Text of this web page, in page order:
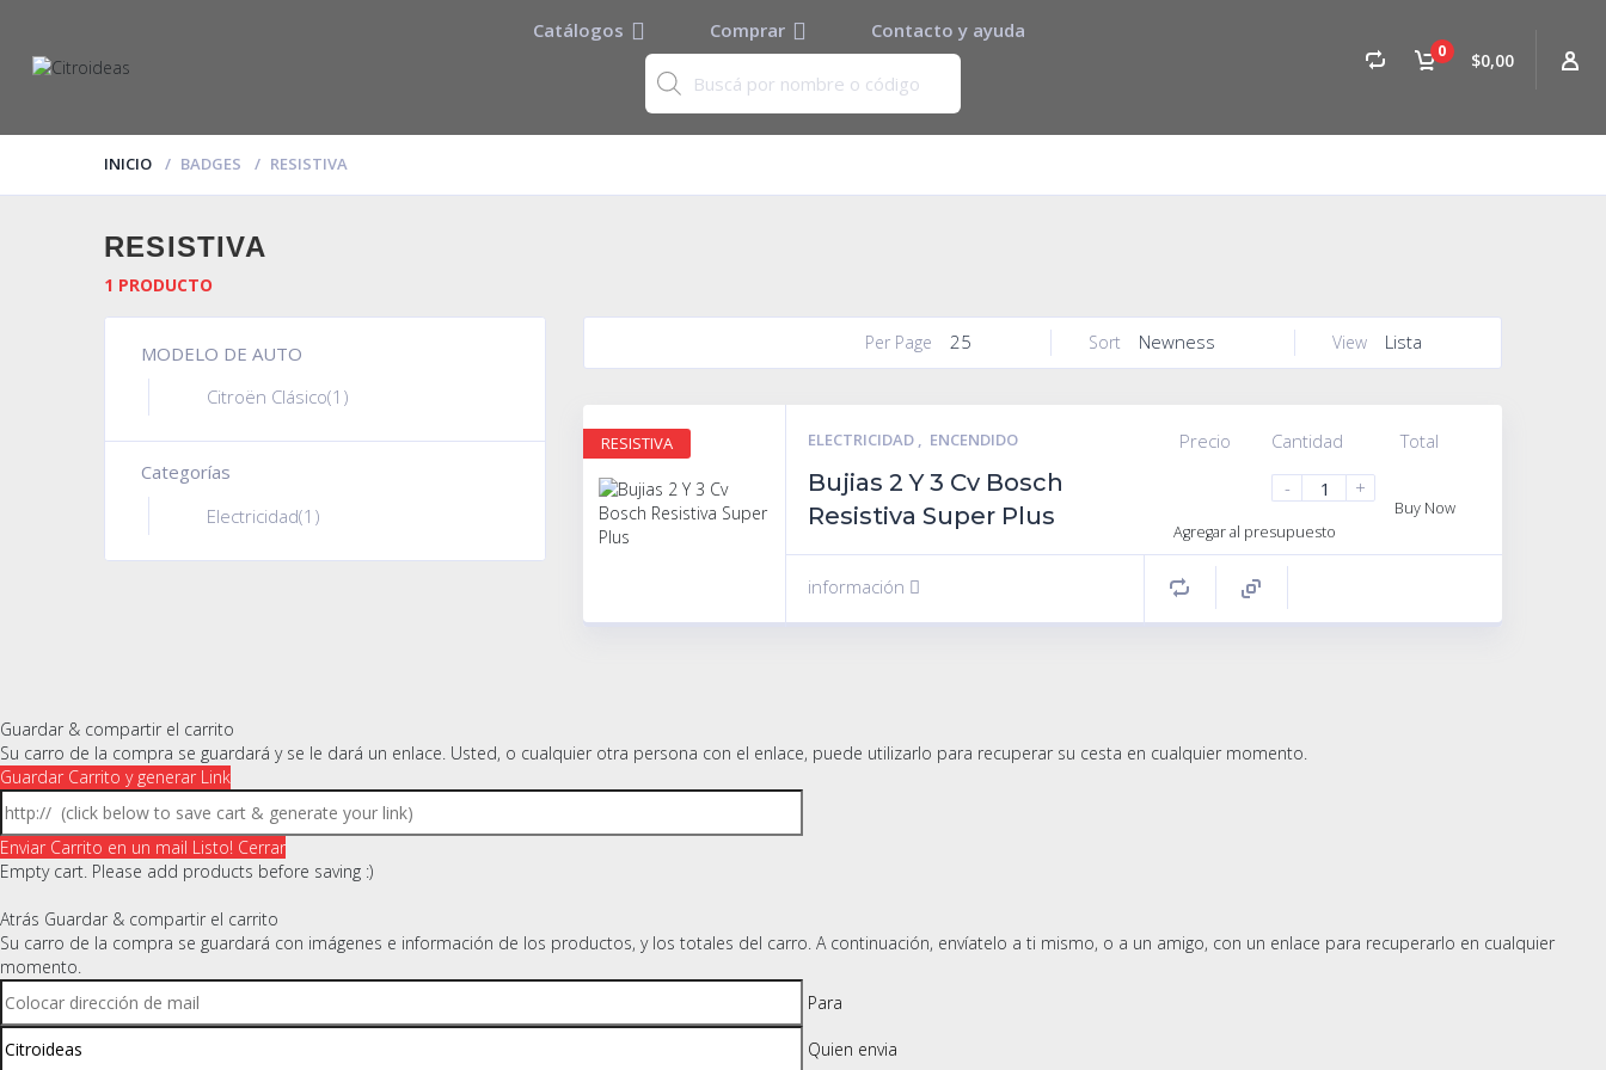
0 $0,00
Catálogos Comprar Contacto y ayuda
INICIO BADGES RESISTIVA
RESISTIVA
1 PRODUCTO
MODELO DE AUTO
Citroën Clásico(1)
Categorías
Electricidad(1)
View Lista
Sort Newness
Per Page 25
ELECTRICIDAD , ENCENDIDO
Bujias 2 Y 3 Cv Bosch
Resistiva Super Plus
Precio
Cantidad
-
+
Total
Buy Now
Agregar al presupuesto
información
RESISTIVA
Guardar & compartir el carrito
Su carro de la compra se guardará y se le dará un enlace. Usted, o cualquier otra persona con el enlace, puede utilizarlo para recuperar su cesta en cualquier momento.
Guardar Carrito y generar Link
Enviar Carrito en un mail Listo! Cerrar
Empty cart. Please add products before saving :)
Atrás Guardar & compartir el carrito
Su carro de la compra se guardará con imágenes e información de los productos, y los totales del carro. A continuación, envíatelo a ti mismo, o a un amigo, con un enlace para recuperarlo en cualquier
momento.
Para
Quien envia